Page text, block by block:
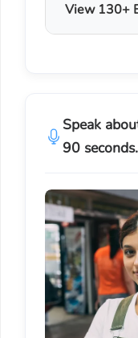
View 130+
Speak
90 seconds.